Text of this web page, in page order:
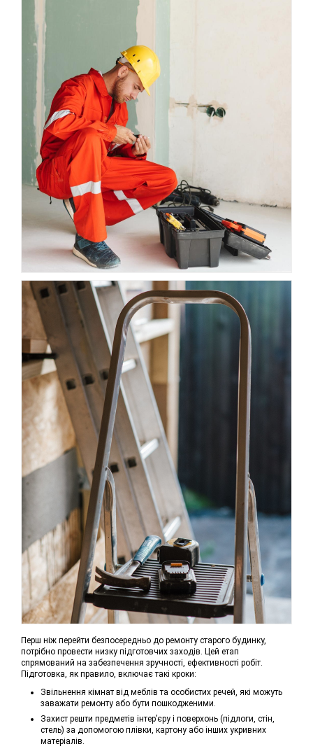
Перш ніж перейти безпосередньо до ремонту старого будинку,
потрібно провести низку підготовчих заходів. Цей етап
спрямований на забезпечення зручності, ефективності робіт.
Підготовка, як правило, включає такі кроки:
Звільнення кімнат від меблів та особистих речей, які можуть
заважати ремонту або бути пошкодженими.
Захист решти предметів інтер’єру і поверхонь (підлоги, стін,
стель) за допомогою плівки, картону або інших укривних
матеріалів.